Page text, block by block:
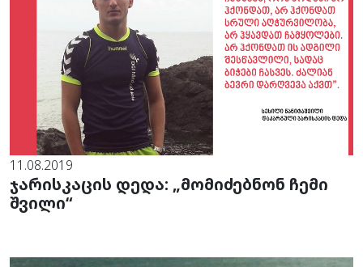
11.08.2019
ჯარისკაცის დედა: „მომიძებნონ ჩემი
შვილი“